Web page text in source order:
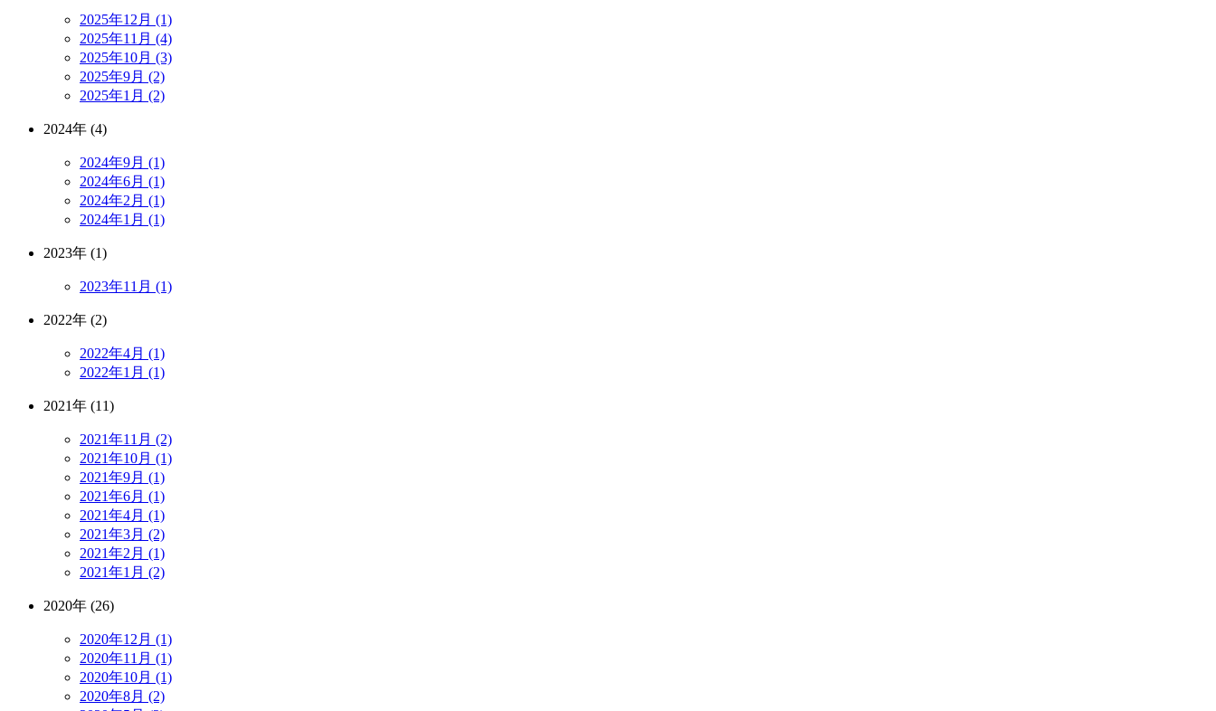
2025年12月 (1)
2025年11月 (4)
2025年10月 (3)
2025年9月 (2)
2025年1月 (2)
2024年 (4)
2024年9月 (1)
2024年6月 (1)
2024年2月 (1)
2024年1月 (1)
2023年 (1)
2023年11月 (1)
2022年 (2)
2022年4月 (1)
2022年1月 (1)
2021年 (11)
2021年11月 (2)
2021年10月 (1)
2021年9月 (1)
2021年6月 (1)
2021年4月 (1)
2021年3月 (2)
2021年2月 (1)
2021年1月 (2)
2020年 (26)
2020年12月 (1)
2020年11月 (1)
2020年10月 (1)
2020年8月 (2)